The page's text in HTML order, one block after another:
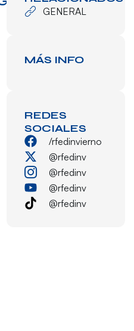
GENERAL
MÁS INFO
REDES
SOCIALES
/rfedinvierno
@rfedinv
@rfedinv
@rfedinv
@rfedinv